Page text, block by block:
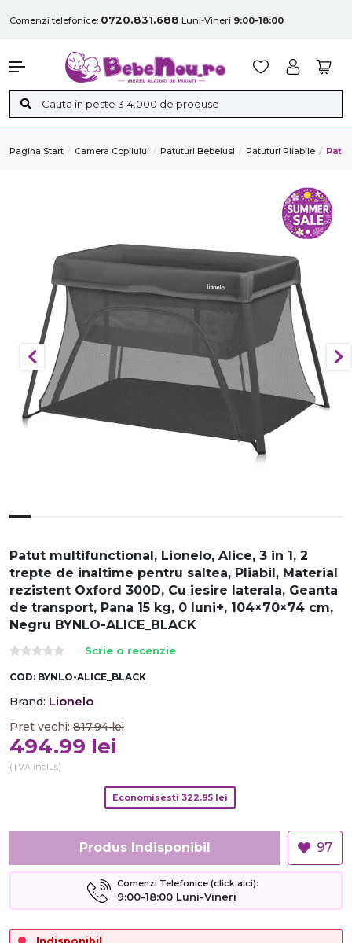
Comenzi telefonice: 0720.831.688 Luni-Vineri 9:00-18:00
Pagina Start Camera Copilului Patuturi Bebelusi Patuturi Pliabile
Patut multifunctional, Lionelo, Alice, 3 in 1, 2
trepte de inaltime pentru saltea, Pliabil, Material
rezistent Oxford 300D, Cu iesire laterala, Geanta
de transport, Pana 15 kg, 0 luni+, 104×70×74 cm,
Negru BYNLO-ALICE_BLACK
Scrie o recenzie
COD: BYNLO-ALICE_BLACK
Brand: Lionelo
Pret vechi: 817.94 lei
494.99 lei
(TVA inclus)
Economisesti 322.95 lei
Produs Indisponibil 97
Comenzi Telefonice (click aici):
9:00-18:00 Luni-Vineri